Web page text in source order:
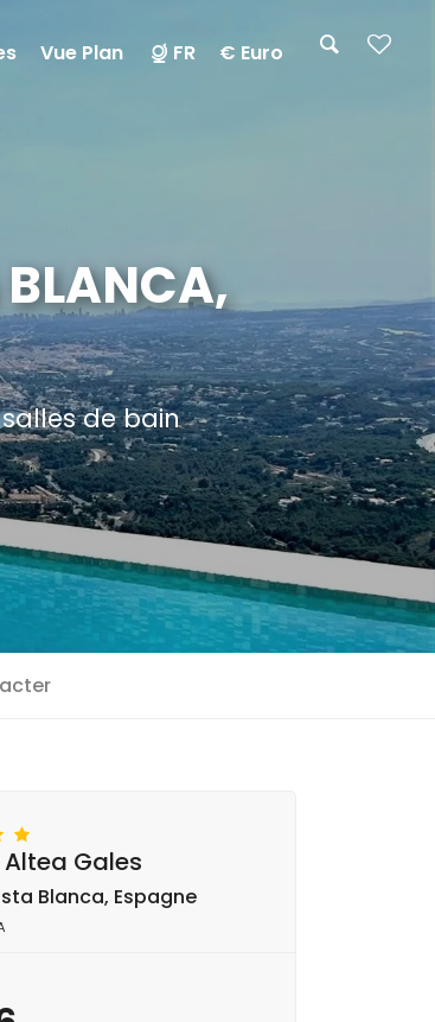
de bain
Gales
Blanca, Espagne
Vue Plan FR € Euro